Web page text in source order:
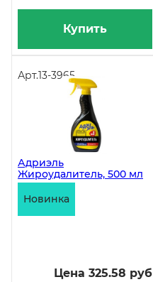
Купить
Арт.13-3965
Адриэль
Жироудалитель, 500 мл
Новинка
Цена 325.58 руб